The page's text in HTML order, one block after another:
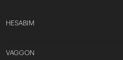
HESABIM
VAGGON